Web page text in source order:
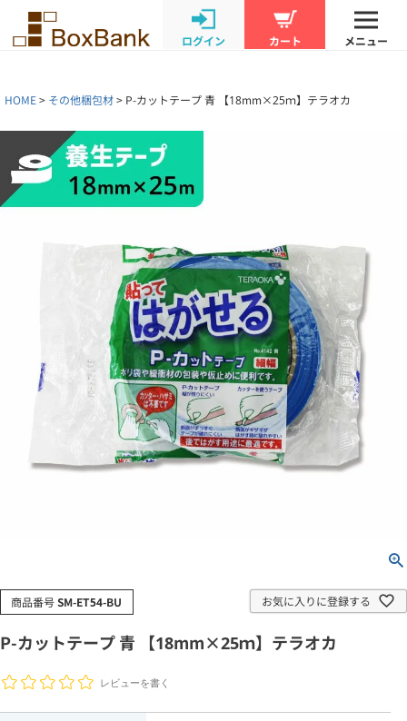
ログイン カート メニュー
HOME その他梱包材 P-カットテープ 青 【18mm×25ｍ】テラオカ
商品番号SM-ET54-BU お気に入りに登録する
P-カットテープ 青 【18mm×25ｍ】テラオカ
レビューを書く